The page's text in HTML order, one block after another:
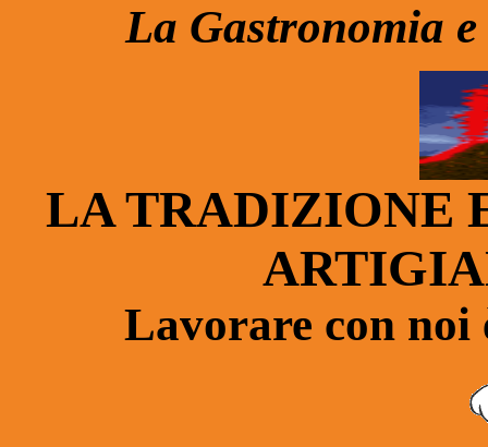
La Gastronomia
LA TRADIZIONE
Lavorare con noi